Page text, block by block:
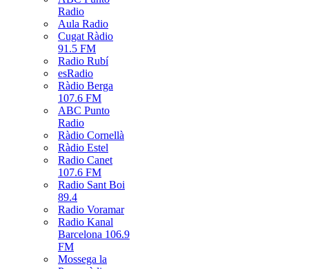
Radio
Aula Radio
Cugat Ràdio
91.5 FM
Radio Rubí
esRadio
Ràdio Berga
107.6 FM
ABC Punto
Radio
Ràdio Cornellà
Ràdio Estel
Radio Canet
107.6 FM
Radio Sant Boi
89.4
Radio Voramar
Radio Kanal
Barcelona 106.9
FM
Mossega la